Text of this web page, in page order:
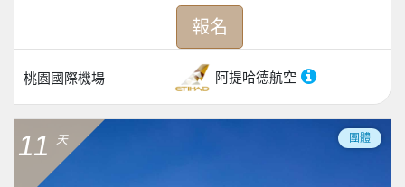
桃園國際機場 阿提哈德航空
報名
11 天 團體